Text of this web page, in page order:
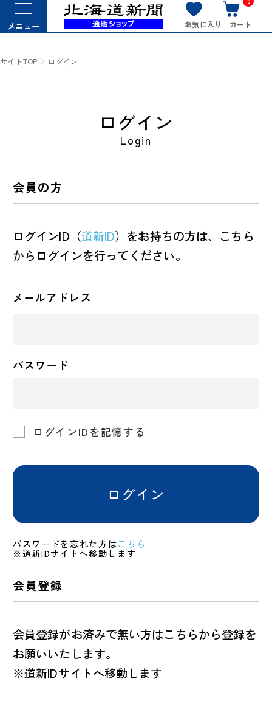
メニュー お気に入り カート
サイトTOP ログイン
ログイン
Login
会員の方
ログインID（道新ID）をお持ちの方は、こちら
からログインを行ってください。
メールアドレス
パスワード
ログインIDを記憶する
ログイン
パスワードを忘れた方はこちら
※道新IDサイトへ移動します
会員登録
会員登録がお済みで無い方はこちらから登録を
お願いいたします。
※道新IDサイトへ移動します